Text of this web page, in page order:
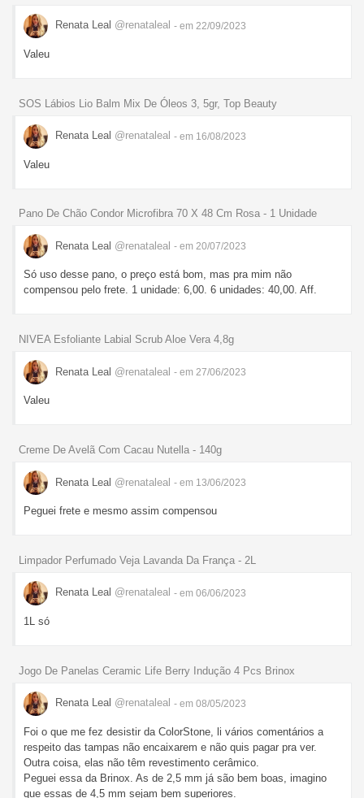
Renata Leal @renataleal - em 22/09/2023
Valeu
SOS Lábios Lio Balm Mix De Óleos 3, 5gr, Top Beauty
Renata Leal @renataleal - em 16/08/2023
Valeu
Pano De Chão Condor Microfibra 70 X 48 Cm Rosa - 1 Unidade
Renata Leal @renataleal - em 20/07/2023
Só uso desse pano, o preço está bom, mas pra mim não
compensou pelo frete. 1 unidade: 6,00. 6 unidades: 40,00. Aff.
NIVEA Esfoliante Labial Scrub Aloe Vera 4,8g
Renata Leal @renataleal - em 27/06/2023
Valeu
Creme De Avelã Com Cacau Nutella - 140g
Renata Leal @renataleal - em 13/06/2023
Peguei frete e mesmo assim compensou
Limpador Perfumado Veja Lavanda Da França - 2L
Renata Leal @renataleal - em 06/06/2023
1L só
Jogo De Panelas Ceramic Life Berry Indução 4 Pcs Brinox
Renata Leal @renataleal - em 08/05/2023
Foi o que me fez desistir da ColorStone, li vários comentários a
respeito das tampas não encaixarem e não quis pagar pra ver.
Outra coisa, elas não têm revestimento cerâmico.
Peguei essa da Brinox. As de 2,5 mm já são bem boas, imagino
que essas de 4,5 mm sejam bem superiores.